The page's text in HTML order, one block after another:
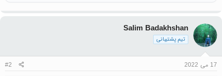
Salim Badakhshan
تیم پشتیبانی
17 می 2022 #2